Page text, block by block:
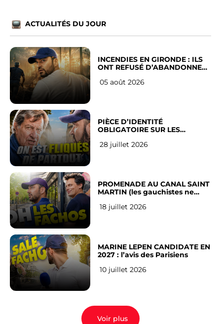
ACTUALITÉS DU JOUR
INCENDIES EN GIRONDE : ILS
ONT REFUSÉ D’ABANDONNER
05 août 2026
PIÈCE D’IDENTITÉ
OBLIGATOIRE SUR LES
Français
28 juillet 2026
PROMENADE AU CANAL SAINT
MARTIN (les gauchistes ne
18 juillet 2026
MARINE LEPEN CANDIDATE EN
2027 : l’avis des Parisiens
10 juillet 2026
Voir plus